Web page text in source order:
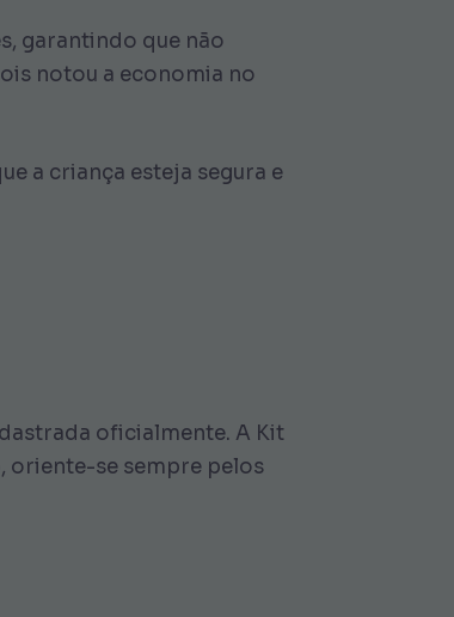
garantindo que não
notou a economia no
a criança esteja segura e
oficialmente. A Kit
oriente-se sempre pelos